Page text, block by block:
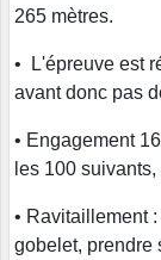
265 mètres.
• L'épreuve est
avant donc pas
• Engagement
les 100
• Ravitaillement
gobelet, prendre